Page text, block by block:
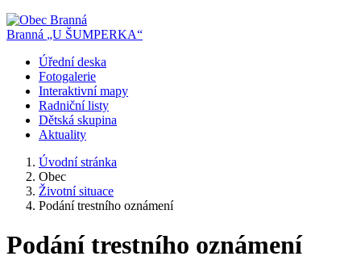
Branná „U ŠUMPERKA“
Úřední deska
Fotogalerie
Interaktivní mapy
Radniční listy
Dětská skupina
Aktuality
Úvodní stránka
Obec
Životní situace
Podání trestního oznámení
Podání trestního oznámení